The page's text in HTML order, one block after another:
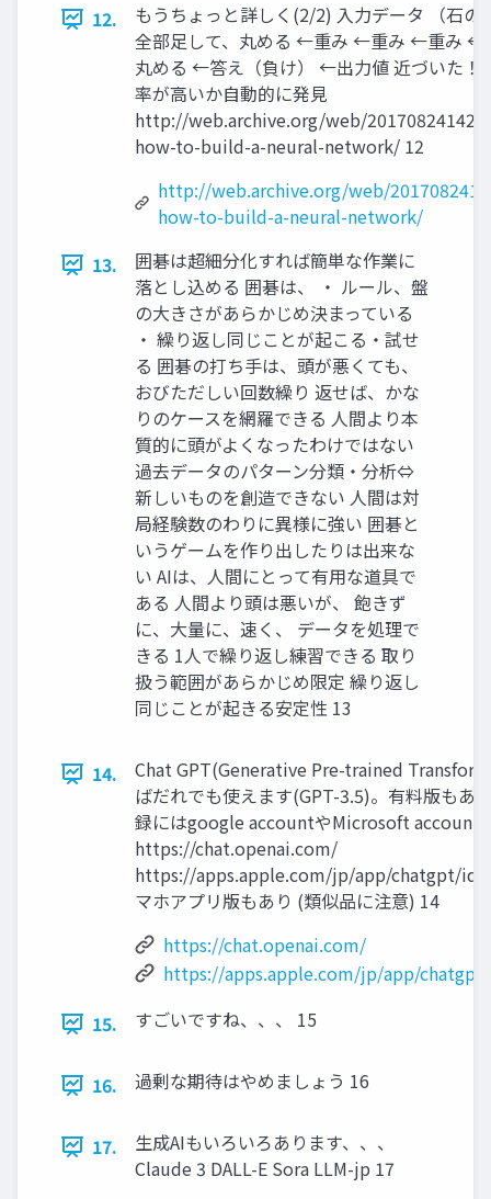
12.
もうちょっと詳しく(2/2) 入力データ （石
全部足して、丸める ←重み ←重み ←重み ←
丸める ←答え（負け） ←出力値 近づいた！
率が高いか自動的に発見
http://web.archive.org/web/
how-to-build-a-neural-network/ 12
http://web.archive.org/web/
how-to-build-a-neural-network/
13.
囲碁は超細分化すれば簡単な作業に
落とし込める 囲碁は、 ・ ルール、盤
の大きさがあらかじめ決まっている
・ 繰り返し同じことが起こる・試せ
る 囲碁の打ち手は、頭が悪くても、
おびただしい回数繰り 返せば、かな
りのケースを網羅できる 人間より本
質的に頭がよくなったわけではない
過去データのパターン分類・分析⇔
新しいものを創造できない 人間は対
局経験数のわりに異様に強い 囲碁と
いうゲームを作り出したりは出来な
い AIは、人間にとって有用な道具で
ある 人間より頭は悪いが、 飽きず
に、大量に、速く、 データを処理で
きる 1人で繰り返し練習できる 取り
扱う範囲があらかじめ限定 繰り返し
同じことが起きる安定性 13
14.
Chat GPT(Generative Pre-trained
ばだれでも使えます(GPT-3.5)。有料版もあ
録にはgoogle accountやMicrosoft account
https://chat.openai.com/
https://apps.apple.com/jp/app/chatgpt/
マホアプリ版もあり (類似品に注意) 14
https://chat.openai.com/
https://apps.apple.com/jp/app/
15.
すごいですね、、、 15
16. 過剰な期待はやめましょう 16
17.
生成AIもいろいろあります、、、
Claude 3 DALL-E Sora LLM-jp 17